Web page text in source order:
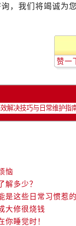
，我们将竭诚为您
赞一
恼
解多少？
是这些日常习惯惹
大修很烧钱
你睡觉时！